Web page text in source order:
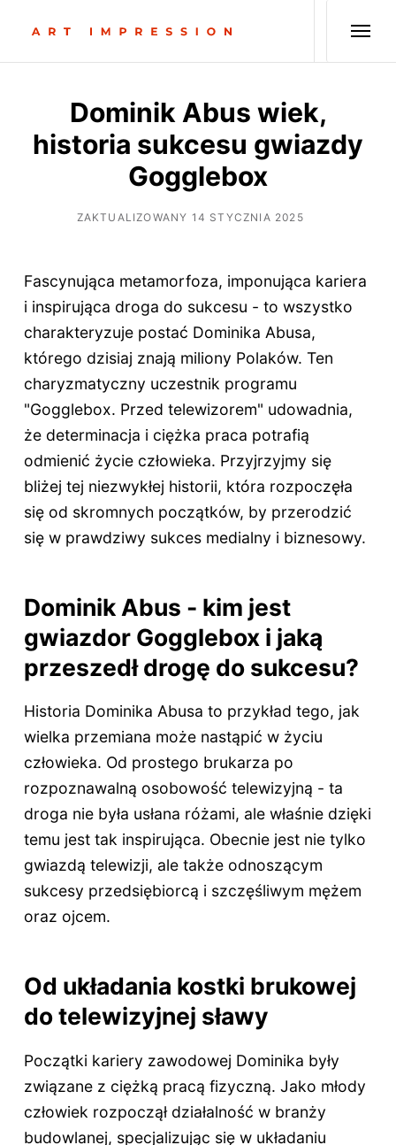
Dominik Abus wiek,
historia sukcesu gwiazdy
Gogglebox
ZAKTUALIZOWANY 14 STYCZNIA 2025
Fascynująca metamorfoza, imponująca kariera
i inspirująca droga do sukcesu - to wszystko
charakteryzuje postać Dominika Abusa,
którego dzisiaj znają miliony Polaków. Ten
charyzmatyczny uczestnik programu
"Gogglebox. Przed telewizorem" udowadnia,
że determinacja i ciężka praca potrafią
odmienić życie człowieka. Przyjrzyjmy się
bliżej tej niezwykłej historii, która rozpoczęła
się od skromnych początków, by przerodzić
się w prawdziwy sukces medialny i biznesowy.
Dominik Abus - kim jest
gwiazdor Gogglebox i jaką
przeszedł drogę do sukcesu?
Historia Dominika Abusa to przykład tego, jak
wielka przemiana może nastąpić w życiu
człowieka. Od prostego brukarza po
rozpoznawalną osobowość telewizyjną - ta
droga nie była usłana różami, ale właśnie dzięki
temu jest tak inspirująca. Obecnie jest nie tylko
gwiazdą telewizji, ale także odnoszącym
sukcesy przedsiębiorcą i szczęśliwym mężem
oraz ojcem.
Od układania kostki brukowej
do telewizyjnej sławy
Początki kariery zawodowej Dominika były
związane z ciężką pracą fizyczną. Jako młody
człowiek rozpoczął działalność w branży
budowlanej, specjalizując się w układaniu